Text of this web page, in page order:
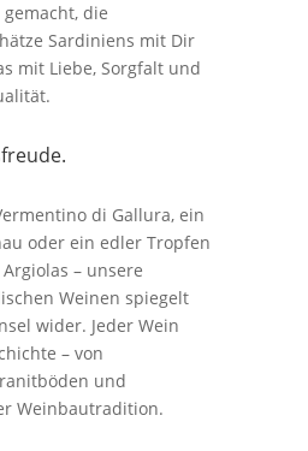
die
Sardiniens mit Dir
mit Liebe, Sorgfalt und
di Gallura, ein
oder ein edler Tropfen
– unsere
Weinen spiegelt
wider. Jeder Wein
– von
und
Weinbautradition.